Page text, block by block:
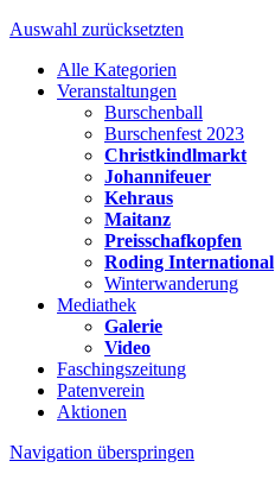
Auswahl zurücksetzten
Alle Kategorien
Veranstaltungen
Burschenball
Burschenfest 2023
Christkindlmarkt
Johannifeuer
Kehraus
Maitanz
Preisschafkopfen
Roding International
Winterwanderung
Mediathek
Galerie
Video
Faschingszeitung
Patenverein
Aktionen
Navigation überspringen